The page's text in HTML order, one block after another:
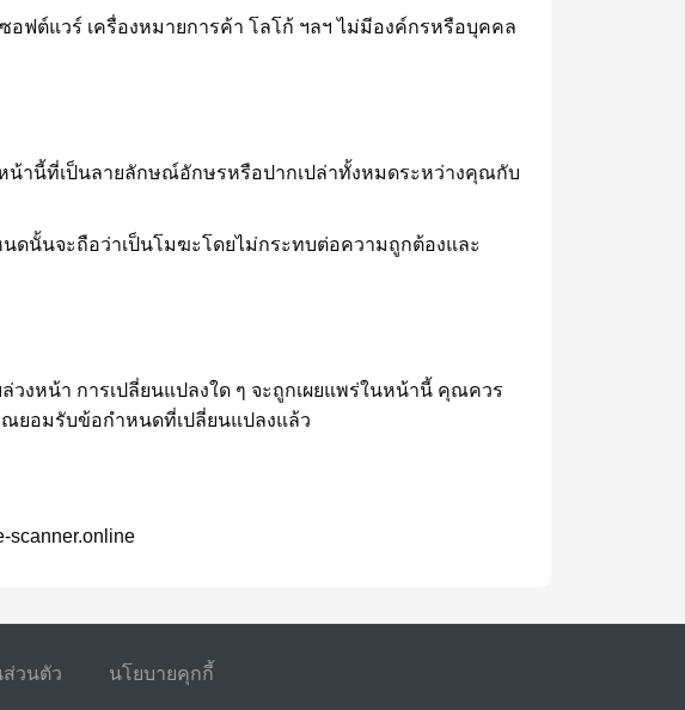
ฟต์แวร์ เครื่องหมายการค้า โลโก้ ฯลฯ ไม่มีองค์กรหรือบุคคล
น้านี้ที่เป็นลายลักษณ์อักษรหรือปากเปล่าทั้งหมดระหว่างคุณกับ
นั้นจะถือว่าเป็นโมฆะโดยไม่กระทบต่อความถูกต้องและ
งหน้า การเปลี่ยนแปลงใด ๆ จะถูกเผยแพร่ในหน้านี้ คุณควร
ยอมรับข้อกำหนดที่เปลี่ยนแปลงแล้ว
scanner.online
ส่วนตัว นโยบายคุกกี้